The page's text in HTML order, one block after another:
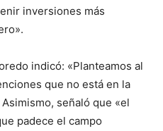
inversiones más
indicó: «Planteamos al
que no está en la
señaló que «el
padece el campo